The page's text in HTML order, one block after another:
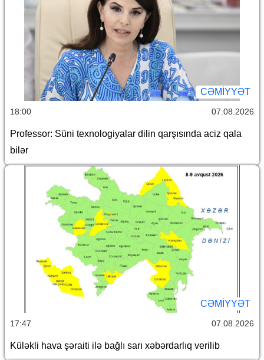
CƏMİYYƏT
18:00 07.08.2026
Professor: Süni texnologiyalar dilin qarşısında aciz qala
bilər
CƏMİYYƏT
17:47 07.08.2026
Küləkli hava şəraiti ilə bağlı sarı xəbərdarlıq verilib